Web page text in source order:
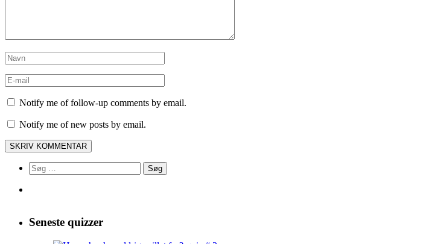
Notify me of follow-up comments by email.
Notify me of new posts by email.
Søg
efter:
Seneste quizzer